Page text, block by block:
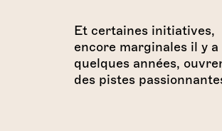
Et certaines initiatives,
encore marginales il y a
quelques années,
des pistes